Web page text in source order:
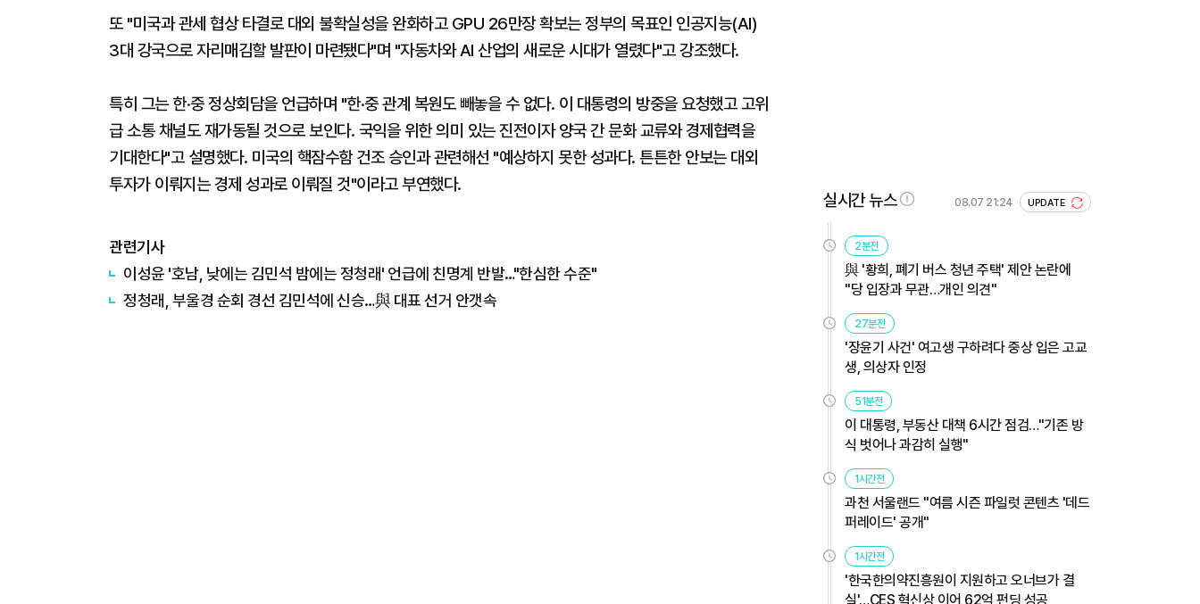
또 "미국과 관세 협상 타결로 대외 불확실성을 완화하고 GPU 26만장 확보는 정부의 목표인 인공지능(AI)
3대 강국으로 자리매김할 발판이 마련됐다"며 "자동차와 AI 산업의 새로운 시대가 열렸다"고 강조했다.
특히 그는 한·중 정상회담을 언급하며 "한·중 관계 복원도 빼놓을 수 없다. 이 대통령의 방중을 요청했고 고위
급 소통 채널도 재가동될 것으로 보인다. 국익을 위한 의미 있는 진전이자 양국 간 문화 교류와 경제협력을
기대한다"고 설명했다. 미국의 핵잠수함 건조 승인과 관련해선 "예상하지 못한 성과다. 튼튼한 안보는 대외
투자가 이뤄지는 경제 성과로 이뤄질 것"이라고 부연했다.
관련기사
이성윤 '호남, 낮에는 김민석 밤에는 정청래' 언급에 친명계 반발…"한심한 수준"
정청래, 부울경 순회 경선 김민석에 신승…與 대표 선거 안갯속
실시간 뉴스 08.07 21:24 UPDATE
2분전
與 '황희, 폐기 버스 청년 주택' 제안 논란에
"당 입장과 무관…개인 의견"
27분전
'장윤기 사건' 여고생 구하려다 중상 입은 고교
생, 의상자 인정
51분전
이 대통령, 부동산 대책 6시간 점검…"기존 방
식 벗어나 과감히 실행"
1시간전
과천 서울랜드 "여름 시즌 파일럿 콘텐츠 '데드
퍼레이드' 공개"
1시간전
'한국한의약진흥원이 지원하고 오너브가 결
실'…CES 혁신상 이어 62억 펀딩 성공